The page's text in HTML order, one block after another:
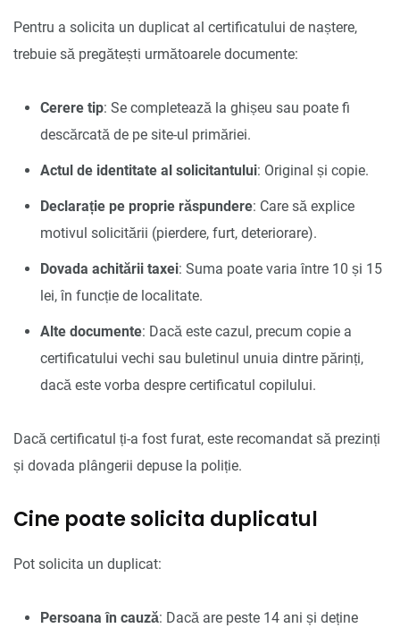
Pentru a solicita un duplicat al certificatului de naștere,
trebuie să pregătești următoarele documente:
Cerere tip: Se completează la ghișeu sau poate fi
descărcată de pe site-ul primăriei.
Actul de identitate al solicitantului: Original și copie.
Declarație pe proprie răspundere: Care să explice
motivul solicitării (pierdere, furt, deteriorare).
Dovada achitării taxei: Suma poate varia între 10 și 15
lei, în funcție de localitate.
Alte documente: Dacă este cazul, precum copie a
certificatului vechi sau buletinul unuia dintre părinți,
dacă este vorba despre certificatul copilului.
Dacă certificatul ți-a fost furat, este recomandat să prezinți
și dovada plângerii depuse la poliție.
Cine poate solicita duplicatul
Pot solicita un duplicat:
Persoana în cauză: Dacă are peste 14 ani și deține